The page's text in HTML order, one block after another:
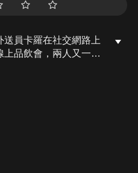
員卡羅在社交網路上
上品飲會，兩人又一言
使兩人的相知相惜，
羅最終是否能順利在